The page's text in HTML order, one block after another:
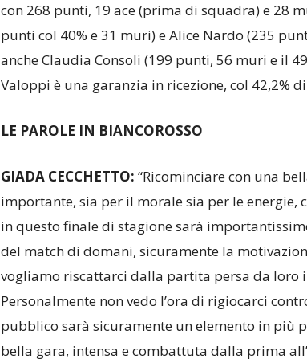
con 268 punti, 19 ace (prima di squadra) e 28
punti col 40% e 31 muri) e Alice Nardo (235
anche Claudia Consoli (199 punti, 56 muri e il
Valoppi è una garanzia in ricezione, col 42,2%
LE PAROLE IN BIANCOROSSO
GIADA CECCHETTO: “Ricominciare con una
importante, sia per il morale sia per le energie,
in questo finale di stagione sarà
del match di domani, sicuramente la
vogliamo riscattarci dalla partita persa da loro
Personalmente non vedo l’ora di rigiocarci
pubblico sarà sicuramente un elemento in più
bella gara, intensa e combattuta dalla prima